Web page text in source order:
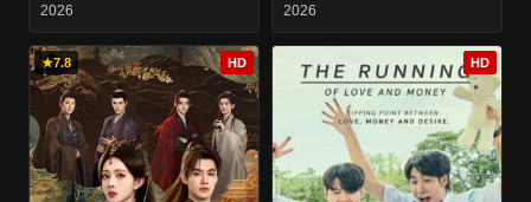
2026 2026
★7.8 HD HD